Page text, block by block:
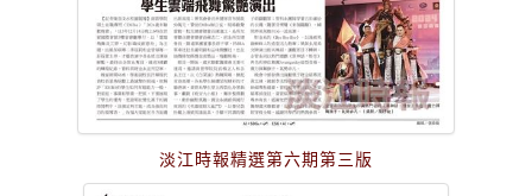
淡江時報精選第六期第三版